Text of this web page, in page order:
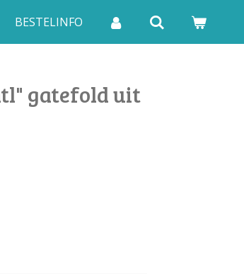
BESTELINFO
gatefold uit